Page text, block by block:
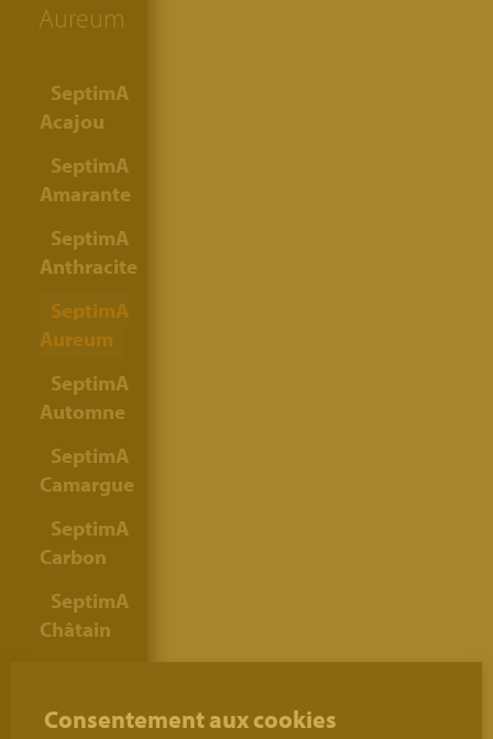
Aureum
SeptimA
Acajou
SeptimA
Amarante
SeptimA
Anthracite
SeptimA
Aureum
SeptimA
Automne
SeptimA
Camargue
SeptimA
Carbon
SeptimA
Châtain
Consentement aux cookies